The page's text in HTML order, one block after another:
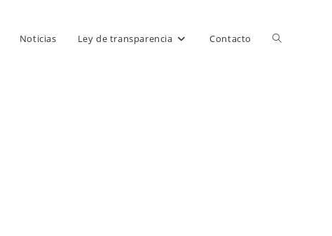
Noticias Ley de transparencia Contacto Alternar